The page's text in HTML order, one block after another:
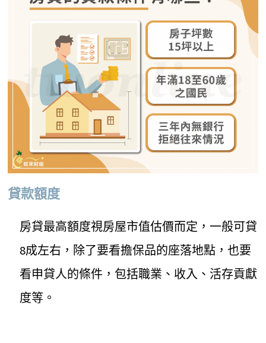
貸款額度
房貸最高額度視房屋市值估價而定，一般可貸
8成左右，除了要看擔保品的座落地點，也要
看申貸人的條件，包括職業、收入、活存貢獻
度等。